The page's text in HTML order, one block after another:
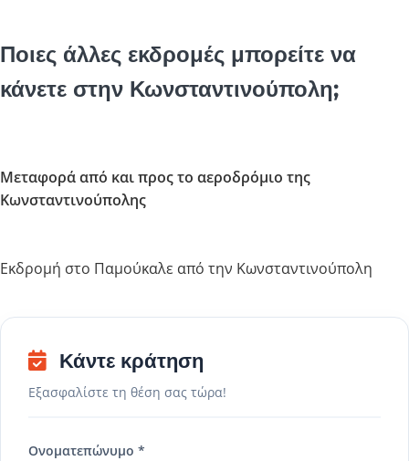
Ποιες άλλες εκδρομές μπορείτε να
κάνετε στην Κωνσταντινούπολη;
Μεταφορά από και προς το αεροδρόμιο της
Κωνσταντινούπολης
Εκδρομή στο Παμούκαλε από την Κωνσταντινούπολη
Κάντε κράτηση
Εξασφαλίστε τη θέση σας τώρα!
Ονοματεπώνυμο *